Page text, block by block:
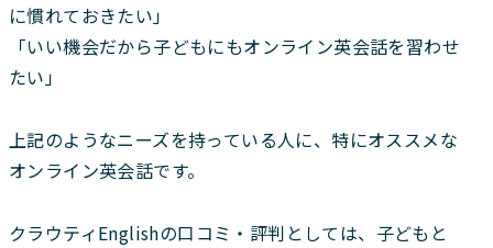
に慣れておきたい」
「いい機会だから子どもにもオンライン英会話を習わせ
たい」
上記のようなニーズを持っている人に、特にオススメな
オンライン英会話です。
クラウティEnglishの口コミ・評判としては、子どもと